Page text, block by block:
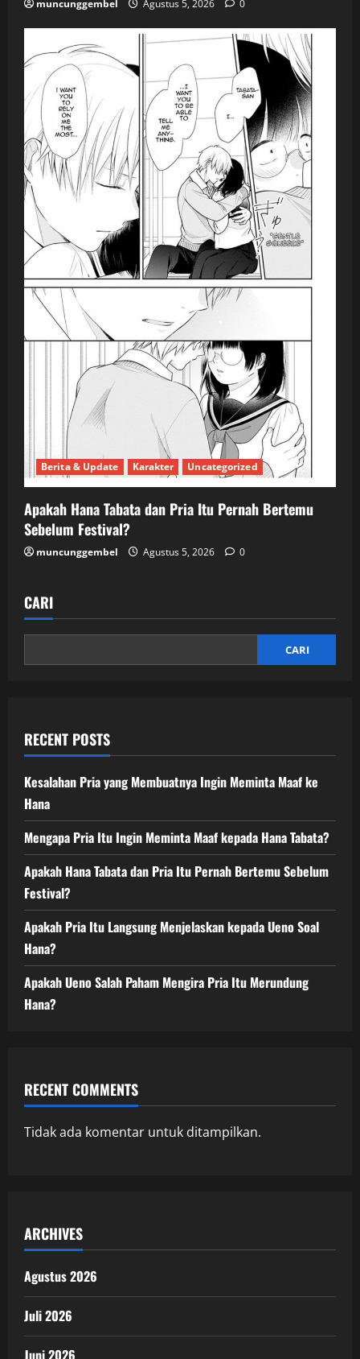
muncunggembel Agustus 5, 2026 0
Berita & Update Karakter Uncategorized
Apakah Hana Tabata dan Pria Itu Pernah Bertemu
Sebelum Festival?
muncunggembel Agustus 5, 2026 0
CARI
CARI
RECENT POSTS
Kesalahan Pria yang Membuatnya Ingin Meminta Maaf ke
Hana
Mengapa Pria Itu Ingin Meminta Maaf kepada Hana Tabata?
Apakah Hana Tabata dan Pria Itu Pernah Bertemu Sebelum
Festival?
Apakah Pria Itu Langsung Menjelaskan kepada Ueno Soal
Hana?
Apakah Ueno Salah Paham Mengira Pria Itu Merundung
Hana?
RECENT COMMENTS
Tidak ada komentar untuk ditampilkan.
ARCHIVES
Agustus 2026
Juli 2026
Juni 2026